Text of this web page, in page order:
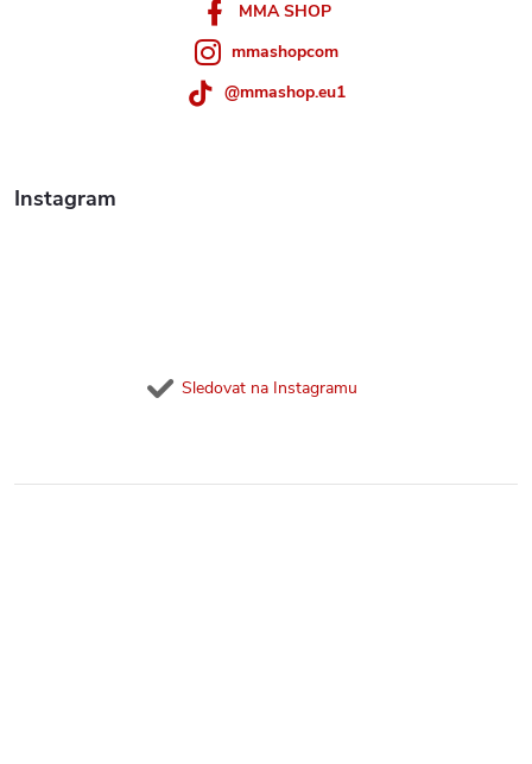
Instagram
Sledovat na Instagramu
MMA SHOP
mmashopcom
@mmashop.eu1